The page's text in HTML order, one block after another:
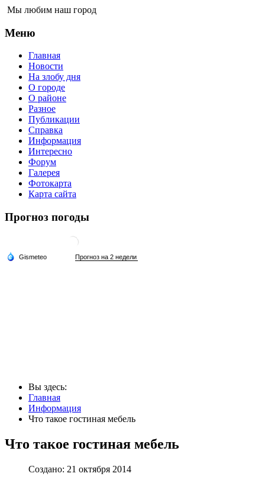
Мы любим наш город
Меню
Главная
Новости
На злобу дня
О городе
О районе
Разное
Публикации
Справка
Информация
Интересно
Форум
Галерея
Фотокарта
Карта сайта
Прогноз погоды
Вы здесь:
Главная
Информация
Что такое гостиная мебель
Что такое гостиная мебель
Создано: 21 октября 2014